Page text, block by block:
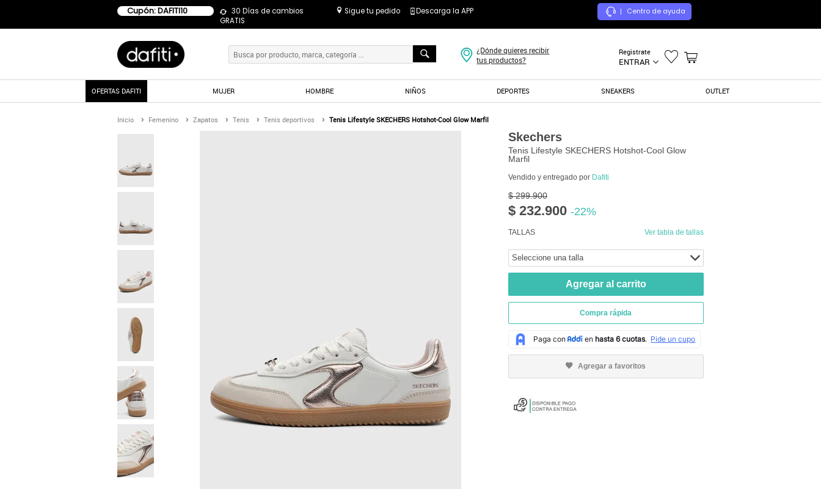
Cupón: DAFITI10
30 Días de cambios
GRATIS
Sigue tu pedido Descarga la APP | Centro de ayuda
Registrate
ENTRAR
¿Dónde quieres recibir
tus productos?
OFERTAS DAFITI MUJER HOMBRE NIÑOS DEPORTES SNEAKERS OUTLET
Inicio Femenino Zapatos Tenis Tenis deportivos Tenis Lifestyle SKECHERS Hotshot-Cool Glow Marfil
Skechers
Tenis Lifestyle SKECHERS Hotshot-Cool Glow
Marfil
Vendido y entregado por Dafiti
$ 299.900
$ 232.900 -22%
TALLAS Ver tabla de tallas
Seleccione una talla
Agregar al carrito
Compra rápida
Agregar a favoritos